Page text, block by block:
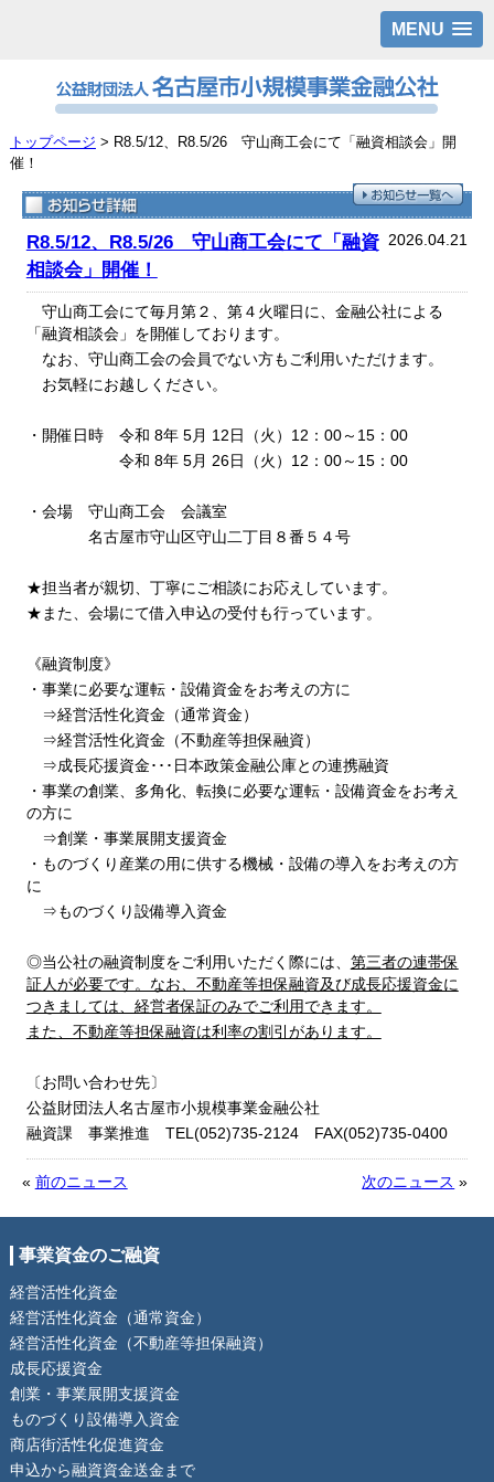
MENU
トップページ > R8.5/12、R8.5/26 守山商工会にて「融資相談会」開
催！
R8.5/12、R8.5/26 守山商工会にて「融資
相談会」開催！
2026.04.21
守山商工会にて毎月第２、第４火曜日に、金融公社による
「融資相談会」を開催しております。
なお、守山商工会の会員でない方もご利用いただけます。
お気軽にお越しください。
・開催日時 令和 8年 5月 12日（火）12：00～15：00
令和 8年 5月 26日（火）12：00～15：00
・会場 守山商工会 会議室
名古屋市守山区守山二丁目８番５４号
★担当者が親切、丁寧にご相談にお応えしています。
★また、会場にて借入申込の受付も行っています。
《融資制度》
・事業に必要な運転・設備資金をお考えの方に
⇒経営活性化資金（通常資金）
⇒経営活性化資金（不動産等担保融資）
⇒成長応援資金･･･日本政策金融公庫との連携融資
・事業の創業、多角化、転換に必要な運転・設備資金をお考え
の方に
⇒創業・事業展開支援資金
・ものづくり産業の用に供する機械・設備の導入をお考えの方
に
⇒ものづくり設備導入資金
◎当公社の融資制度をご利用いただく際には、 第三者の連帯保
証人が必要です。なお、不動産等担保融資及び成長応援資金に
つきましては、経営者保証のみでご利用できます。
また、不動産等担保融資は利率の割引があります。
〔お問い合わせ先〕
公益財団法人名古屋市小規模事業金融公社
融資課 事業推進 TEL(052)735-2124 FAX(052)735-0400
« 前のニュース 次のニュース »
事業資金のご融資
経営活性化資金
経営活性化資金（通常資金）
経営活性化資金（不動産等担保融資）
成長応援資金
創業・事業展開支援資金
ものづくり設備導入資金
商店街活性化促進資金
申込から融資資金送金まで